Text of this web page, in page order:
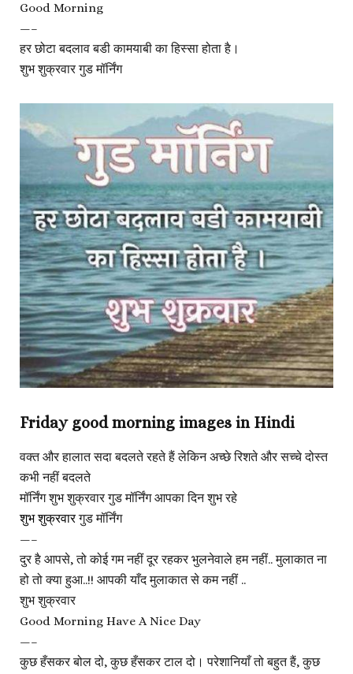
Good Morning
—–
हर छोटा बदलाव बडी कामयाबी का हिस्सा होता है।
शुभ शुक्रवार गुड मॉर्निंग
Friday good morning images in Hindi
वक्त और हालात सदा बदलते रहते हैं लेकिन अच्छे रिशते और सच्चे दोस्त
कभी नहीं बदलते
मॉर्निंग शुभ शुक्रवार गुड मॉर्निंग आपका दिन शुभ रहे
शुभ शुक्रवारगुड मॉर्निंग
—–
दुर है आपसे, तो कोई गम नहीं दूर रहकर भुलनेवाले हम नहीं.. मुलाकात ना
हो तो क्या हुआ..!! आपकी याँद मुलाकात से कम नहीं ..
शुभ शुक्रवार
Good Morning Have A Nice Day
—–
कुछ हँसकर बोल दो, कुछ हँसकर टाल दो। परेशानियाँ तो बहुत हैं, कुछ